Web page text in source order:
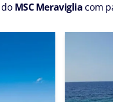
MSC Meraviglia com